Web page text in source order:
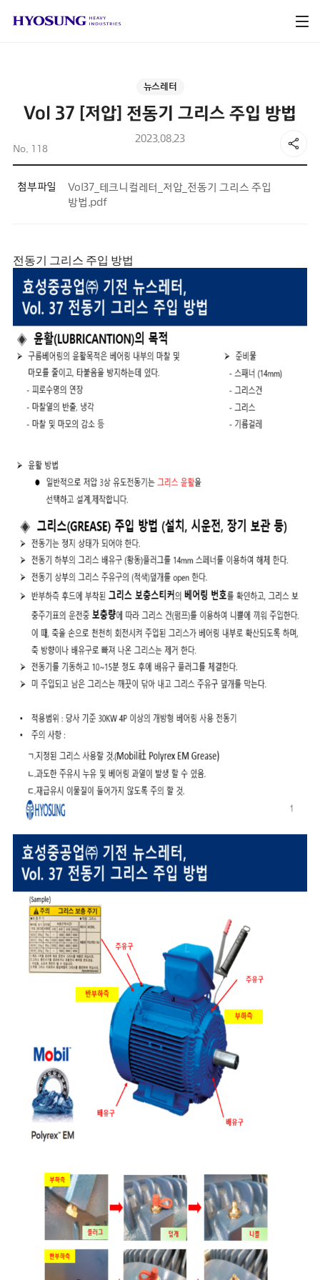
뉴스레터
Vol 37 [저압] 전동기 그리스 주입 방법
2023.08.23
No. 118
첨부파일
Vol37_테크니컬레터_저압_전동기 그리스 주입
방법.pdf
전동기 그리스 주입 방법